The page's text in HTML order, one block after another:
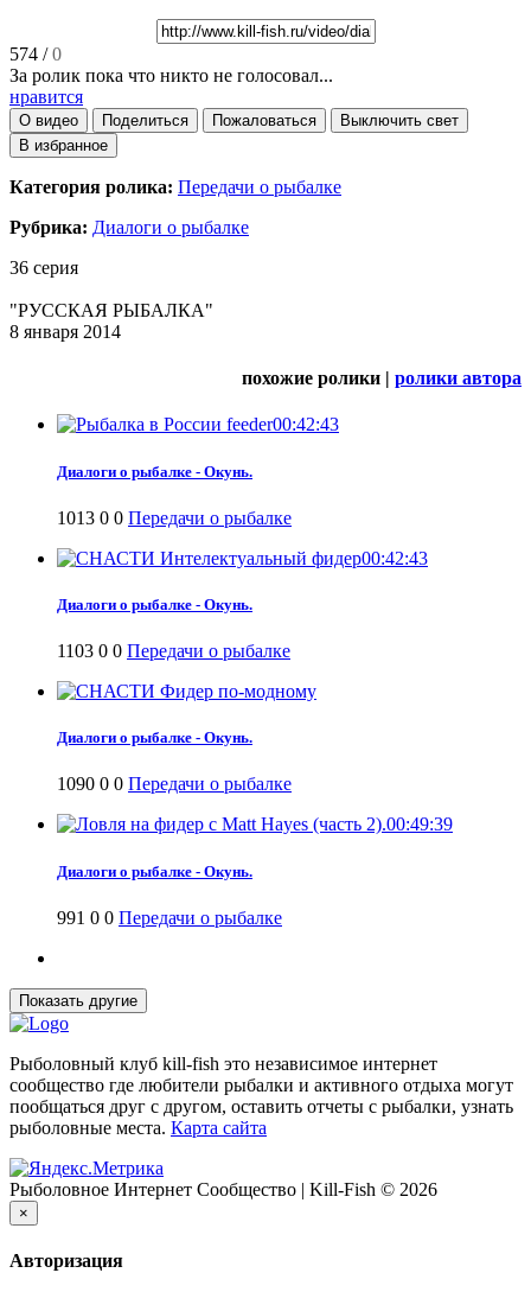
574 /0
За ролик пока что никто не голосовал...
нравится
О видео Поделиться Пожаловаться
Выключить свет
В избранное
Категория ролика: Передачи о рыбалке
Рубрика: Диалоги о рыбалке
36 серия
"РУССКАЯ РЫБАЛКА"
8 января 2014
похожие ролики | ролики автора
00:42:43
Диалоги о рыбалке - Окунь.
1013 0 0 Передачи о рыбалке
00:42:43
Диалоги о рыбалке - Окунь.
1103 0 0 Передачи о рыбалке
Диалоги о рыбалке - Окунь.
1090 0 0 Передачи о рыбалке
00:49:39
Диалоги о рыбалке - Окунь.
991 0 0 Передачи о рыбалке
Рыболовный клуб kill-fish это независимое интернет
сообщество где любители рыбалки и активного отдыха могут
пообщаться друг с другом, оставить отчеты с рыбалки, узнать
рыболовные места. Карта сайта
Рыболовное Интернет Сообщество | Kill-Fish © 2026
×
Авторизация